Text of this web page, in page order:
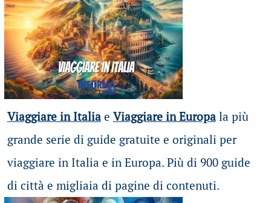
Viaggiare in Italiae Viaggiare in Europala più
grande serie di guide gratuite e originali per
viaggiare in Italia e in Europa. Più di 900 guide
di città e migliaia di pagine di contenuti.